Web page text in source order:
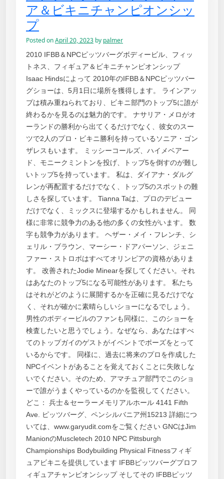
ア＆ビキニチャンピオンシッ
プ
Posted onApril 20, 2023 by palmer
2010 IFBB＆NPCピッツバーグボディービル、フィッ
トネス、フィギュア＆ビキニチャンピオンシップ
Isaac Hindsによって 2010年のIFBB＆NPCピッツバー
グショーは、5月1日に場所を獲得します。 ラインアッ
プは積み重ねられており、ビキニ部門のトップ5に誰が
終わるかを見るのは魅力的です。 ナサリア・メロがオ
ーランドの勝利から出てくるだけでなく、彼女のスー
ツで2人のプロ・ビキニ勝利を持っているソニア・ゴン
ザレスもいます。 ミッシーコールズ、ハイメベアー
ド、モニークミントンを投げ、トップ5を倒すのが難し
いトップ5を持っています。 私は、ダイアナ・ダルグ
レンが再配置するだけでなく、トップ5のスポットの難
しさを探しています。 Tianna Taは、プロのデビュー
だけでなく、ミックスに登場するかもしれません。 同
様に非常に競争力のある他の多くの女性がいます。 数
字も競争力があります。 ヘザー・メイ・フレンチ、シ
ェリル・ブラウン、マーシー・ドアパーソン、ジェニ
ファー・ストロボはすべてオリンピアの資格がありま
す。 改善されたJodie Minearを探してください。それ
はあなたのトップ5になる可能性があります。 私たち
はそれがどのように展開するかを正確に見るだけでな
く、それが確かに素晴らしいショーになるでしょう。
男性のボディービルのファンも同様に、このショーを
検査したいと思うでしょう。なぜなら、あなたはすべ
てのトップガイのゲストがイベントでポーズをとって
いるからです。 同様に、過去に将来のプロを作成した
NPCイベントがあることを覚えておくことに失敗しな
いでください。そのため、アマチュア部門でこのショ
ーで誰がうまくやっているのかを監視してください。
どこ： 兵士＆セーラーメモリアルホール 4141 Fifth
Ave. ピッツバーグ、ペンシルバニア州15213 詳細につ
いては、www.garyudit.comをご覧ください GNCはJim
ManionのMuscletech 2010 NPC Pittsburgh
Championships Bodybuilding Physical Fitnessフィギ
ュアビキニを提供しています IFBBピッツバーグプロフ
ィギュアチャンピオンシップ そしてその IFBBピッツ